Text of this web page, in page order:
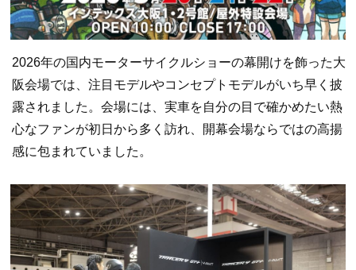
2026年の国内モーターサイクルショーの幕開けを飾った大
阪会場では、注目モデルやコンセプトモデルがいち早く披
露されました。会場には、実車を自分の目で確かめたい熱
心なファンが初日から多く訪れ、開幕会場ならではの高揚
感に包まれていました。